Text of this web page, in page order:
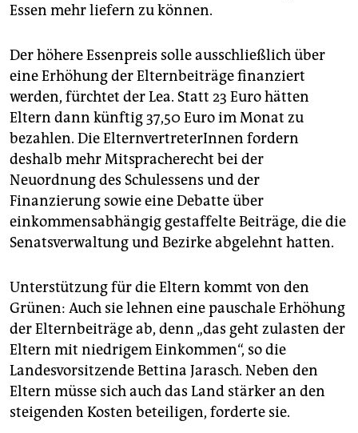
Essen mehr liefern zu können.
Der höhere Essenpreis solle ausschließlich über
eine Erhöhung der Elternbeiträge finanziert
werden, fürchtet der Lea. Statt 23 Euro hätten
Eltern dann künftig 37,50 Euro im Monat zu
bezahlen. Die ElternvertreterInnen fordern
deshalb mehr Mitspracherecht bei der
Neuordnung des Schulessens und der
Finanzierung sowie eine Debatte über
einkommensabhängig gestaffelte Beiträge, die die
Senatsverwaltung und Bezirke abgelehnt hatten.
Unterstützung für die Eltern kommt von den
Grünen: Auch sie lehnen eine pauschale Erhöhung
der Elternbeiträge ab, denn „das geht zulasten der
Eltern mit niedrigem Einkommen“, so die
Landesvorsitzende Bettina Jarasch. Neben den
Eltern müsse sich auch das Land stärker an den
steigenden Kosten beteiligen, forderte sie.